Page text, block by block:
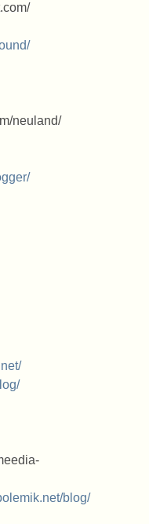
neuland/
blog/